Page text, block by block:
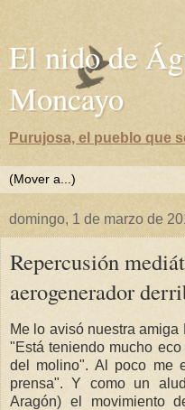
El nido de
Moncayo
Purujosa, el pueblo que
domingo, 1 de marzo de
Repercusión
aerogenerador
Me lo avisó nuestra amiga
"Está teniendo mucho
del molino". Al poco me
prensa". Y como un
Aragón) el movimiento